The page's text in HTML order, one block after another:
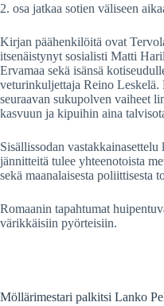
2. osa jatkaa sotien väliseen
Kirjan päähenkilöitä ovat
itsenäistynyt sosialisti Matti
Ervamaa sekä isänsä
veturinkuljettaja Reino Leskelä.
seuraavan sukupolven vaiheet
kasvuun ja kipuihin aina
Sisällissodan vastakkainasettelu
jännitteitä tulee yhteenotoista
sekä maanalaisesta poliittisesta
Romaanin tapahtumat
värikkäisiin pyörteisiin.
Möllärimestari palkitsi Lanko